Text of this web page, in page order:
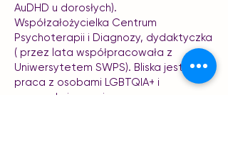
AuDHD u dorosłych).
Współzałożycielka Centrum
Psychoterapii i Diagnozy, dydaktyczka
( przez lata współpracowała z
Uniwersytetem SWPS). Bliska jest jej
praca z osobami LGBTQIA+ i
neuroodmiennymi.